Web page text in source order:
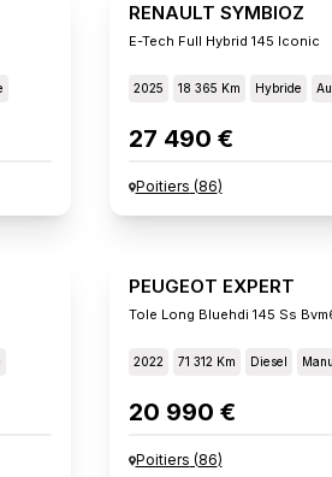
RENAULT SYMBIOZ
E-Tech Full Hybrid 145 Iconic
2025 18 365 Km Hybride
27 490 €
Poitiers (86)
PEUGEOT EXPERT
Tole Long Bluehdi 145 Ss
2022 71 312 Km Diesel
20 990 €
Poitiers (86)